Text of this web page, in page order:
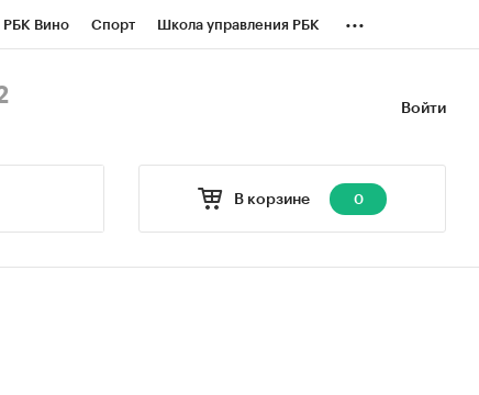
РБК Вино Спорт Школа управления РБК ...
Войти
В корзине 0